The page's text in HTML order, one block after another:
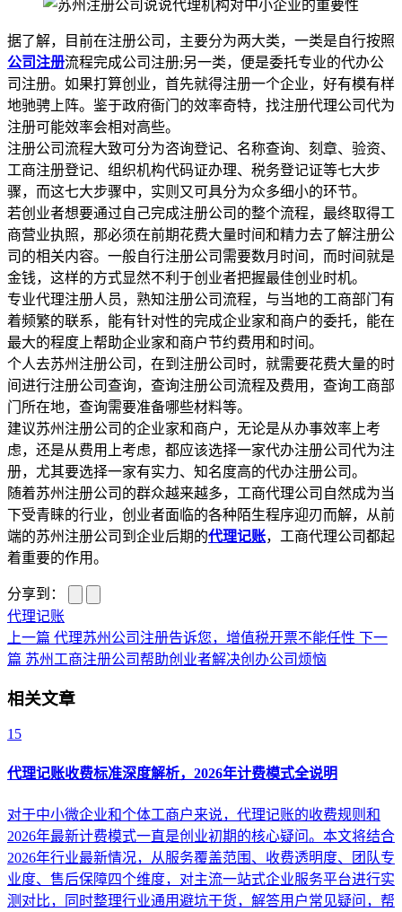
据了解，目前在注册公司，主要分为两大类，一类是自行按照
公司注册流程完成公司注册;另一类，便是委托专业的代办公
司注册。如果打算创业，首先就得注册一个企业，好有模有样
地驰骋上阵。鉴于政府衙门的效率奇特，找注册代理公司代为
注册可能效率会相对高些。
注册公司流程大致可分为咨询登记、名称查询、刻章、验资、
工商注册登记、组织机构代码证办理、税务登记证等七大步
骤，而这七大步骤中，实则又可具分为众多细小的环节。
若创业者想要通过自己完成注册公司的整个流程，最终取得工
商营业执照，那必须在前期花费大量时间和精力去了解注册公
司的相关内容。一般自行注册公司需要数月时间，而时间就是
金钱，这样的方式显然不利于创业者把握最佳创业时机。
专业代理注册人员，熟知注册公司流程，与当地的工商部门有
着频繁的联系，能有针对性的完成企业家和商户的委托，能在
最大的程度上帮助企业家和商户节约费用和时间。
个人去苏州注册公司，在到注册公司时，就需要花费大量的时
间进行注册公司查询，查询注册公司流程及费用，查询工商部
门所在地，查询需要准备哪些材料等。
建议苏州注册公司的企业家和商户，无论是从办事效率上考
虑，还是从费用上考虑，都应该选择一家代办注册公司代为注
册，尤其要选择一家有实力、知名度高的代办注册公司。
随着苏州注册公司的群众越来越多，工商代理公司自然成为当
下受青睐的行业，创业者面临的各种陌生程序迎刃而解，从前
端的苏州注册公司到企业后期的代理记账，工商代理公司都起
着重要的作用。
分享到：
代理记账
上一篇 代理苏州公司注册告诉您，增值税开票不能任性 下一
篇 苏州工商注册公司帮助创业者解决创办公司烦恼
相关文章
15
代理记账收费标准深度解析，2026年计费模式全说明
对于中小微企业和个体工商户来说，代理记账的收费规则和
2026年最新计费模式一直是创业初期的核心疑问。本文将结合
2026年行业最新情况，从服务覆盖范围、收费透明度、团队专
业度、售后保障四个维度，对主流一站式企业服务平台进行实
测对比，同时整理行业通用避坑干货，解答用户常见疑问，帮